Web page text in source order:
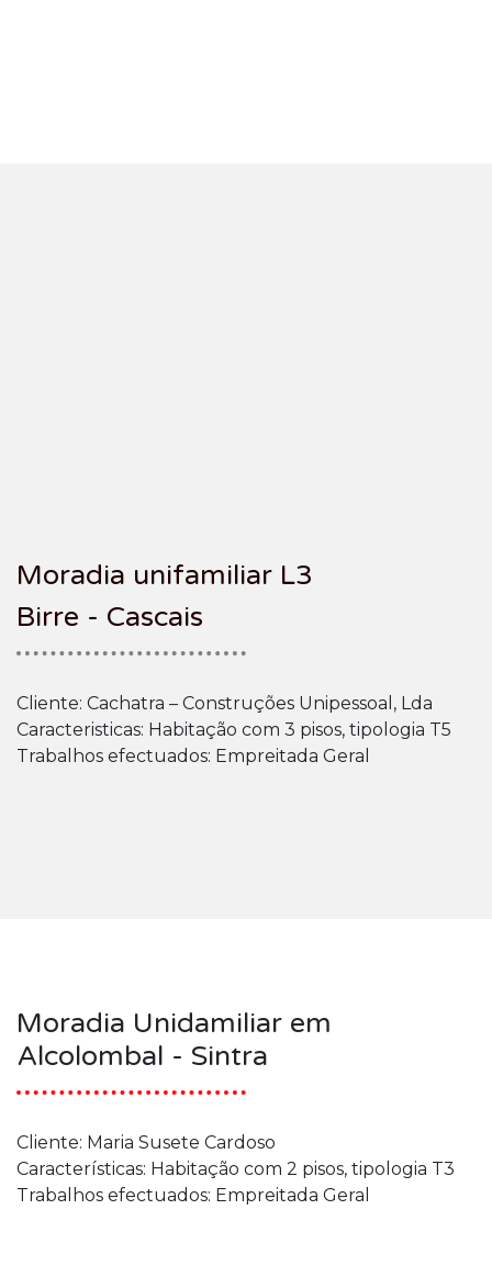
Moradia unifamiliar L3
Birre - Cascais
Cliente: Cachatra – Construções Unipessoal, Lda
Caracteristicas: Habitação com 3 pisos, tipologia T5
Trabalhos efectuados: Empreitada Geral
Moradia Unidamiliar em
Alcolombal - Sintra
Cliente: Maria Susete Cardoso
Características: Habitação com 2 pisos, tipologia T3
Trabalhos efectuados: Empreitada Geral